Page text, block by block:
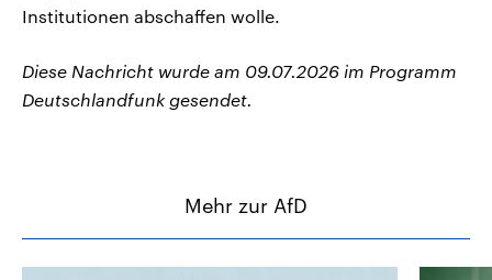
Institutionen abschaffen wolle.
Diese Nachricht wurde am 09.07.2026 im Programm
Deutschlandfunk gesendet.
Mehr zur AfD